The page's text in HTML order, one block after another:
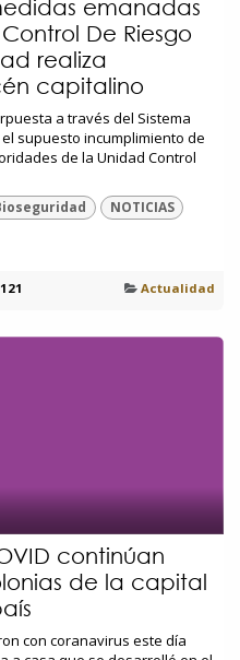
emanadas
De Riesgo
realiza
capitalino
a través del Sistema
supuesto incumplimiento de
de la Unidad Control
NOTICIAS
121 Actualidad
continúan
de la capital
con coranavirus este día